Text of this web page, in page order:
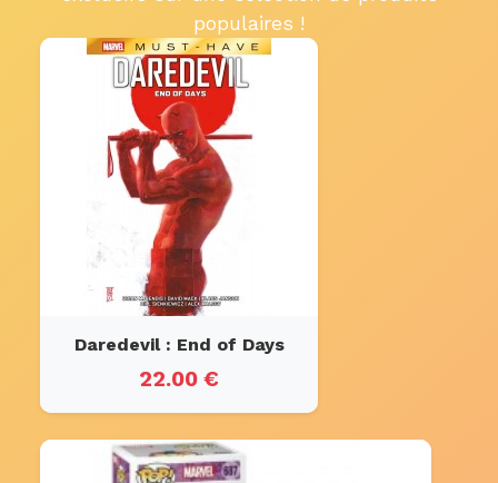
populaires !
Daredevil : End of Days
22.00 €